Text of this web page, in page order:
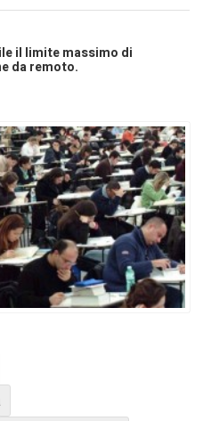
il limite massimo di
da remoto.